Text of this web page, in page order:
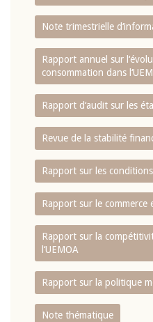
Note trimestrielle
Rapport annuel sur
consommation dans
Rapport d‘audit sur les
Revue de la stabilité
Rapport sur les
Rapport sur le commerce
Rapport sur la
l‘UEMOA
Rapport sur la politique
Note thématique